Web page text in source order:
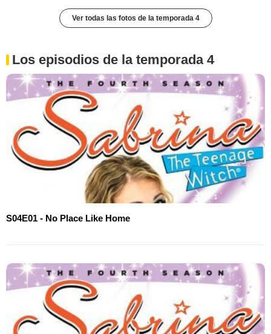
Ver todas las fotos de la temporada 4
Los episodios de la temporada 4
S04E01 - No Place Like Home